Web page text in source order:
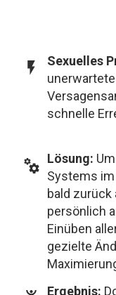
Sexuelles
schnelle
Lösung:
Systems
bald zurück
persönlich
Einüben
gezielte
Ergebnis: